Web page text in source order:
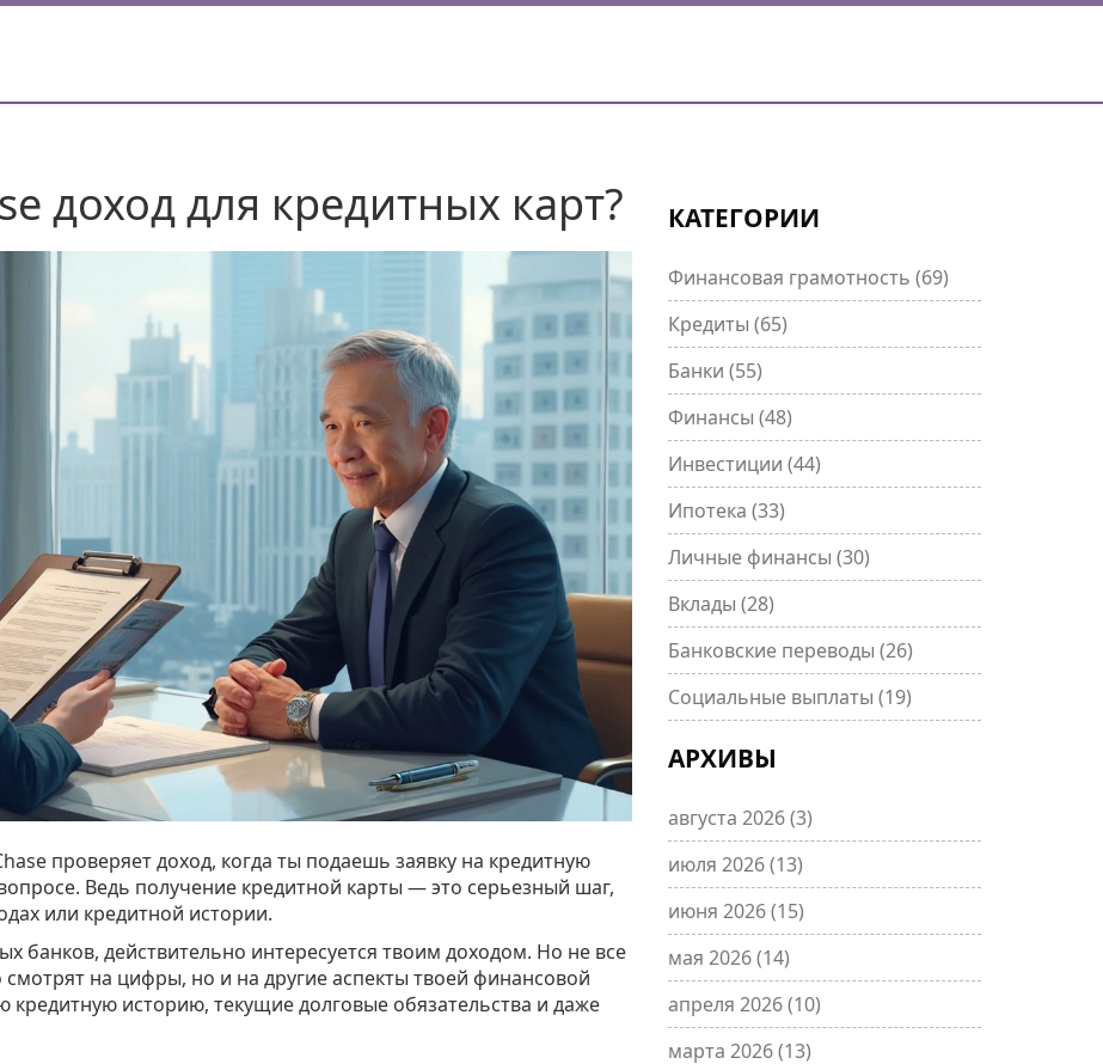
доход для кредитных карт?
проверяет доход, когда ты подаешь заявку на кредитную
Ведь получение кредитной карты — это серьезный шаг,
или кредитной истории.
банков, действительно интересуется твоим доходом. Но не все
на цифры, но и на другие аспекты твоей финансовой
историю, текущие долговые обязательства и даже
КАТЕГОРИИ
Финансовая грамотность (69)
Кредиты (65)
Банки (55)
Финансы (48)
Инвестиции (44)
Ипотека (33)
Личные финансы (30)
Вклады (28)
Банковские переводы (26)
Социальные выплаты (19)
АРХИВЫ
августа 2026(3)
июля 2026(13)
июня 2026(15)
мая 2026(14)
апреля 2026(10)
марта 2026(13)